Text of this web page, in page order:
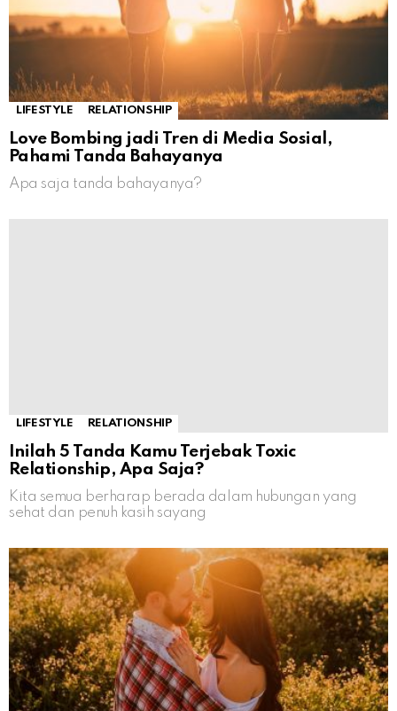
LIFESTYLE RELATIONSHIP
Love Bombing jadi Tren di Media Sosial,
Pahami Tanda Bahayanya
Apa saja tanda bahayanya?
LIFESTYLE RELATIONSHIP
Inilah 5 Tanda Kamu Terjebak Toxic
Relationship, Apa Saja?
Kita semua berharap berada dalam hubungan yang
sehat dan penuh kasih sayang